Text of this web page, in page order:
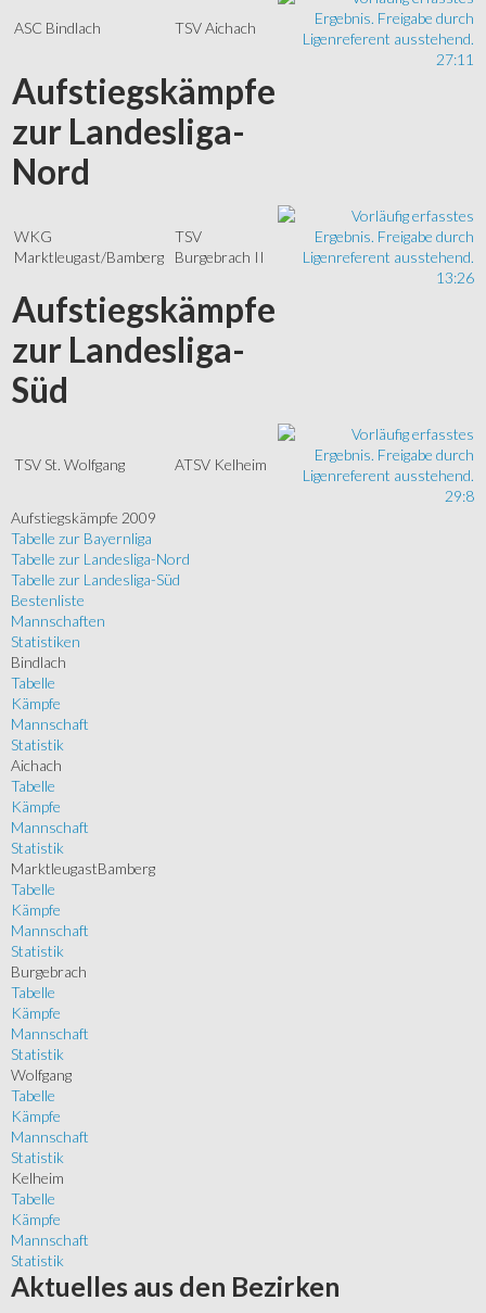
ASC Bindlach
TSV Aichach
27:11
Aufstiegskämpfe
zur Landesliga-
Nord
WKG
Marktleugast/Bamberg
TSV
Burgebrach II
13:26
Aufstiegskämpfe
zur Landesliga-
Süd
TSV St. Wolfgang
ATSV Kelheim
29:8
Aufstiegskämpfe 2009
Tabelle zur Bayernliga
Tabelle zur Landesliga-Nord
Tabelle zur Landesliga-Süd
Bestenliste
Mannschaften
Statistiken
Bindlach
Tabelle
Kämpfe
Mannschaft
Statistik
Aichach
Tabelle
Kämpfe
Mannschaft
Statistik
MarktleugastBamberg
Tabelle
Kämpfe
Mannschaft
Statistik
Burgebrach
Tabelle
Kämpfe
Mannschaft
Statistik
Wolfgang
Tabelle
Kämpfe
Mannschaft
Statistik
Kelheim
Tabelle
Kämpfe
Mannschaft
Statistik
Aktuelles aus den Bezirken